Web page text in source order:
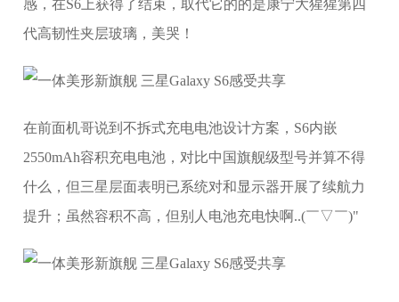
感，在S6上获得了结束，取代它的的是康宁大猩猩第四
代高韧性夹层玻璃，美哭！
在前面机哥说到不拆式充电电池设计方案，S6内嵌
2550mAh容积充电电池，对比中国旗舰级型号并算不得
什么，但三星层面表明已系统对和显示器开展了续航力
提升；虽然容积不高，但别人电池充电快啊..(￣▽￣)"